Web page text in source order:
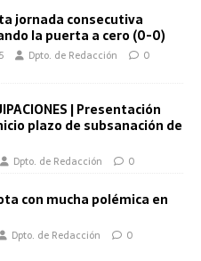
jornada consecutiva
la puerta a cero (0-0)
Dpto. de Redacción 0
| Presentación
plazo de subsanación de
Dpto. de Redacción 0
con mucha polémica en
Dpto. de Redacción 0